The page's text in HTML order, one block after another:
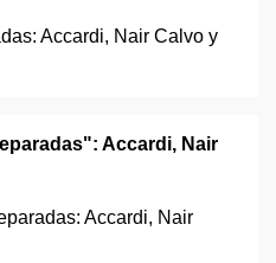
Accardi, Nair